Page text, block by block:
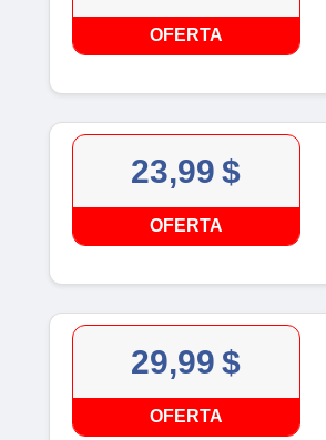
OFERTA
23,99 $
OFERTA
29,99 $
OFERTA